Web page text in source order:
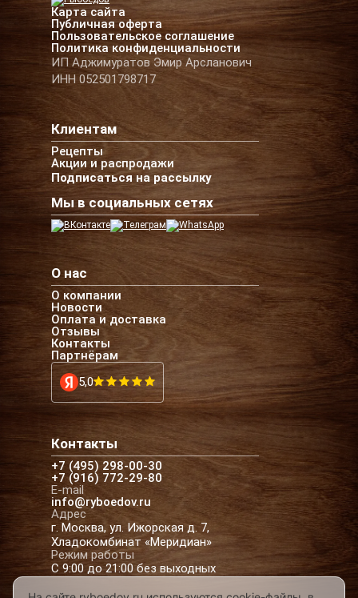
Карта сайта
Публичная оферта
Пользовательское соглашение
Политика конфиденциальности
ИП Аджимуратов Эмир Арсланович
ИНН 052501798717
Клиентам
Рецепты
Акции и распродажи
Подписаться на рассылку
Мы в социальных сетях
О нас
О компании
Новости
Оплата и доставка
Отзывы
Контакты
Партнёрам
5,0
Контакты
+7 (495) 298-00-30
+7 (916) 772-29-80
E-mail
info@ryboedov.ru
Адрес
г. Москва, ул. Ижорская д. 7,
Хладокомбинат «Меридиан»
Режим работы
С 9:00 до 21:00 без выходных